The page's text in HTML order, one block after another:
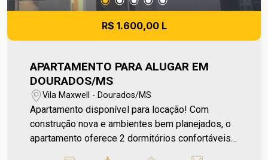
R$ 1.600,00 L
APARTAMENTO PARA ALUGAR EM
DOURADOS/MS
Vila Maxwell - Dourados/MS
Apartamento disponível para locação! Com
construção nova e ambientes bem planejados, o
apartamento oferece 2 dormitórios confortáveis,